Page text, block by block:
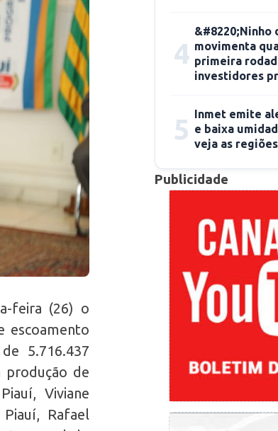
feira (26) o
escoamento
5.716.437
produção de
Viviane
Rafael
4
&#8220;Ninho
movimenta
primeira
investidores
5 Inmet emite
e baixa
veja as
Publicidade